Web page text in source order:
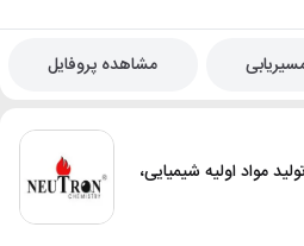
مشاهده پروفایل
مواد اولیه شیمیایی،